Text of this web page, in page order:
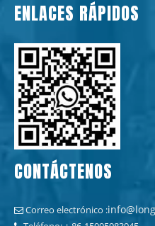
ENLACES RÁPIDOS
CONTÁCTENOS
 Correo electrónico :